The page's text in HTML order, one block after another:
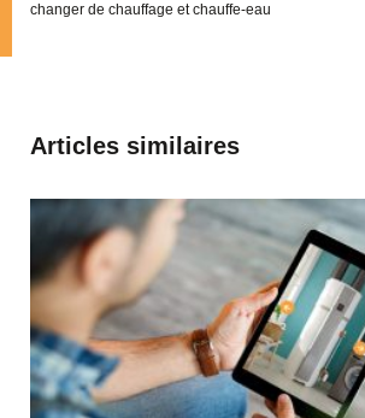
changer de chauffage et chauffe-eau
Articles similaires